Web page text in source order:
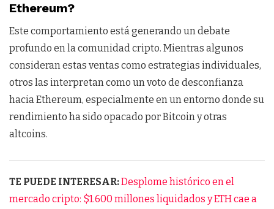
Ethereum?
Este comportamiento está generando un debate
profundo en la comunidad cripto. Mientras algunos
consideran estas ventas como estrategias individuales,
otros las interpretan como un voto de desconfianza
hacia Ethereum, especialmente en un entorno donde su
rendimiento ha sido opacado por Bitcoin y otras
altcoins.
TE PUEDE INTERESAR:Desplome histórico en el
mercado cripto: $1.600 millones liquidados y ETH cae a